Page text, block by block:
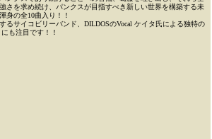
さを求め続け、パンクスが目指すべき新しい世界を構築する未
身の全10曲入り！！
るサイコビリーバンド、DILDOSのVocal ケイタ氏による独特の
も注目です！！